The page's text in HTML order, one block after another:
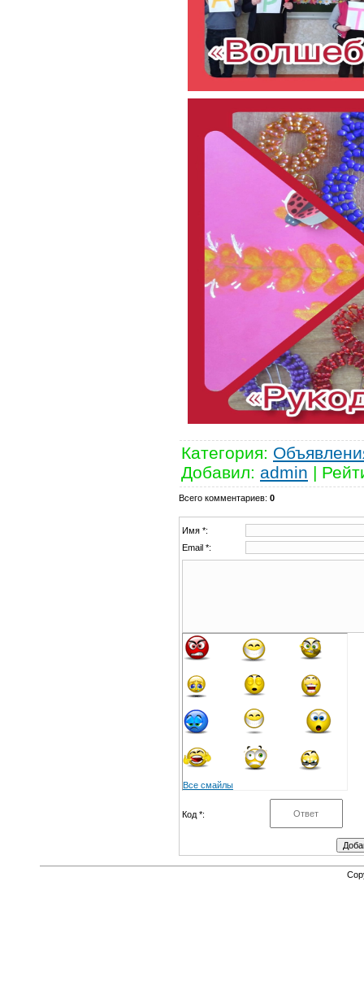
Категория:
Добавил: admin |
Всего комментариев: 0
Имя *:
Email *:
Все смайлы
Код *: